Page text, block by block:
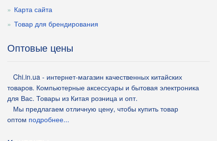
Карта сайта
Товар для брендирования
Оптовые цены
Chi.in.ua - интернет-магазин качественных китайских
товаров. Компьютерные аксессуары и бытовая электроника
для Вас. Товары из Китая розница и опт.
Мы предлагаем отличную цену, чтобы купить товар
оптом подробнее...